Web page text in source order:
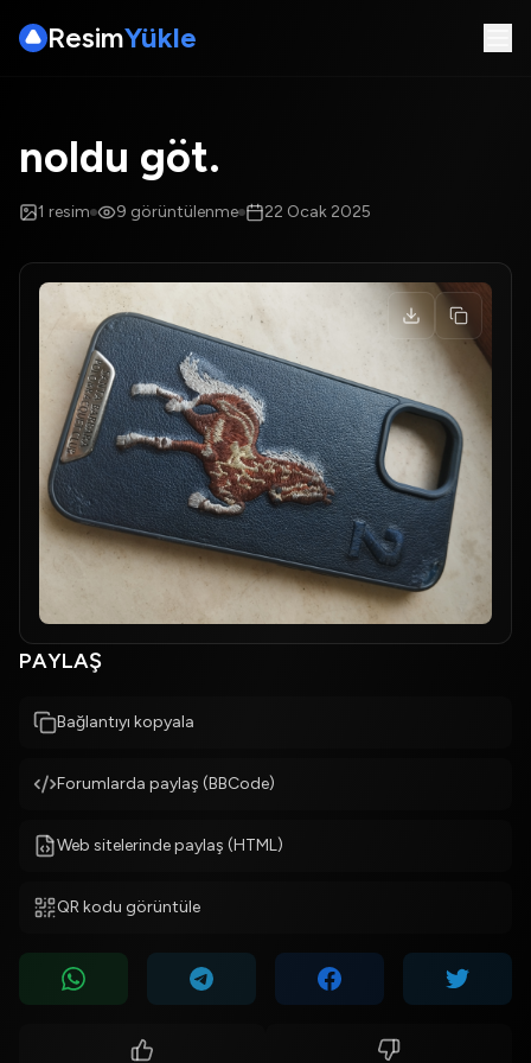
ResimYükle
noldu göt.
1 resim 9 görüntülenme 22 Ocak 2025
PAYLAŞ
Bağlantıyı kopyala
Forumlarda paylaş (BBCode)
Web sitelerinde paylaş (HTML)
QR kodu görüntüle